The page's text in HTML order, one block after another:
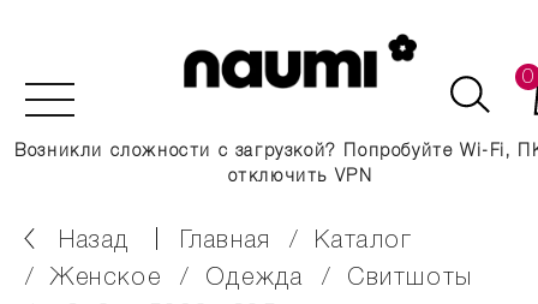
0
Возникли сложности с загрузкой? Попробуйте Wi-Fi,
отключить VPN
Назад главная
каталог
женское
одежда
свитшоты